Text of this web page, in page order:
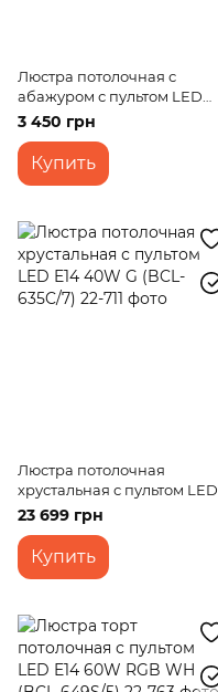
Люстра потолочная с
абажуром с пультом LED
E27 60W PN (LK-265C/5)
3 450 грн
Купить
Люстра потолочная
хрустальная с пультом LED
E14 40W G (BCL-635C/7)
23 699 грн
Купить